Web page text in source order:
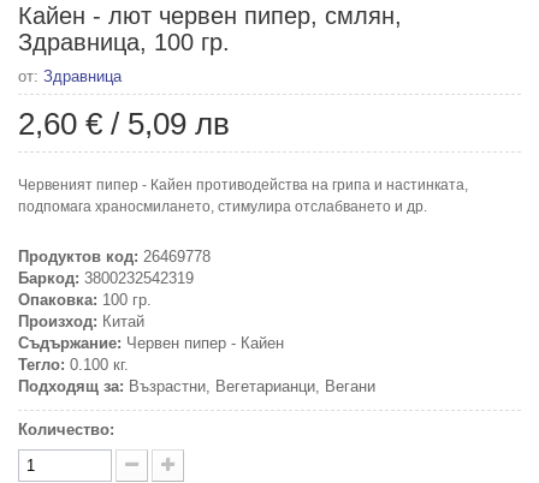
Кайен - лют червен пипер, смлян,
Здравница, 100 гр.
от: Здравница
2,60 € / 5,09 лв
Червеният пипер - Кайен противодейства на грипа и настинката,
подпомага храносмилането, стимулира отслабването и др.
Продуктов код: 26469778
Баркод: 3800232542319
Опаковка: 100 гр.
Произход: Китай
Съдържание: Червен пипер - Кайен
Тегло: 0.100 кг.
Подходящ за: Възрастни, Вегетарианци, Вегани
Количество: